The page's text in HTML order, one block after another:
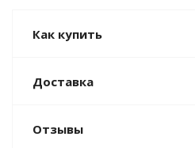
Как купить
Доставка
Отзывы